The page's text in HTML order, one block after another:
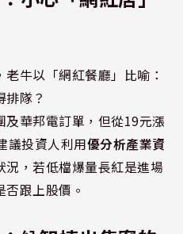
牛以「網紅餐廳」比喻：
隊？
華邦電訂單，但從19元漲
議投資人利用優分析產業資
，若低檔爆量長紅是進場
跟上股價。